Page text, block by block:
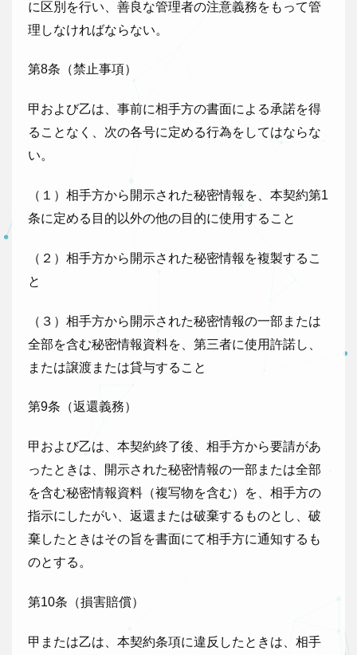
に区別を行い、善良な管理者の注意義務をもって管
理しなければならない。
第8条（禁止事項）
甲および乙は、事前に相手方の書面による承諾を得
ることなく、次の各号に定める行為をしてはならな
い。
（１）相手方から開示された秘密情報を、本契約第1
条に定める目的以外の他の目的に使用すること
（２）相手方から開示された秘密情報を複製するこ
と
（３）相手方から開示された秘密情報の一部または
全部を含む秘密情報資料を、第三者に使用許諾し、
または譲渡または貸与すること
第9条（返還義務）
甲および乙は、本契約終了後、相手方から要請があ
ったときは、開示された秘密情報の一部または全部
を含む秘密情報資料（複写物を含む）を、相手方の
指示にしたがい、返還または破棄するものとし、破
棄したときはその旨を書面にて相手方に通知するも
のとする。
第10条（損害賠償）
甲または乙は、本契約条項に違反したときは、相手